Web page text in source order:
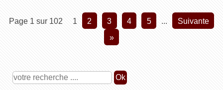
Page 1 sur 102 1 2 3 4 5
suivante
»